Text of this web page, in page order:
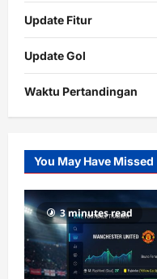
Update Fitur
Update Gol
Waktu Pertandingan
Slot
Gacor
RTP
terupdate
You May Have Missed
3 minutes read